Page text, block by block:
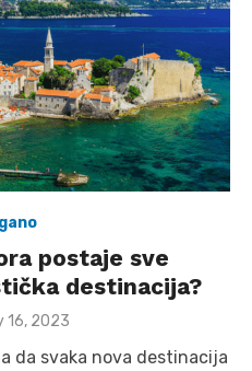
postaje sve
destinacija?
16, 2023
da svaka nova destinacija